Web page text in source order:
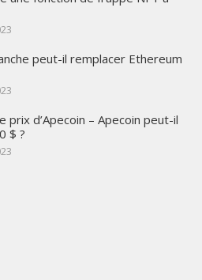
peut-il remplacer Ethereum
prix d’Apecoin – Apecoin peut-il
$ ?